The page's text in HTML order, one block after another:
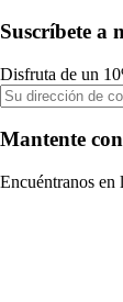
Suscríbete a
Disfruta de un
Mantente
Encuéntranos en